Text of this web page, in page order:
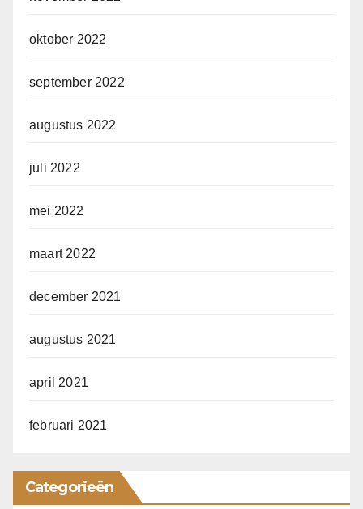
oktober 2022
september 2022
augustus 2022
juli 2022
mei 2022
maart 2022
december 2021
augustus 2021
april 2021
februari 2021
Categorieën